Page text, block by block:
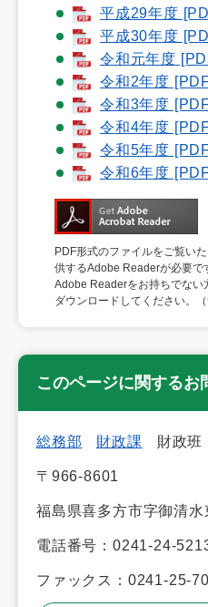
平成29年度
平成30年度
令和元年度
令和2年度
令和3年度
令和4年度
令和5年度
令和6年度
PDF形式のファイルをご覧い
供するAdobe Readerが必要で
Adobe Readerをお持ちでない
ダウンロードしてください。（
このページに関するお
総務部 財政課 財政班
〒966-8601
福島県喜多方市字御清
電話番号：0241-24-
ファックス：0241-25-